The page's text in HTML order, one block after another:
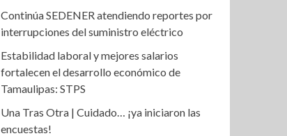
Continúa SEDENER atendiendo reportes por
interrupciones del suministro eléctrico
Estabilidad laboral y mejores salarios
fortalecen el desarrollo económico de
Tamaulipas: STPS
Una Tras Otra | Cuidado… ¡ya iniciaron las
encuestas!